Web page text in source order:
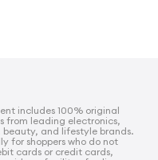
includes 100% original
from leading electronics,
beauty, and lifestyle brands.
for shoppers who do not
cards or credit cards,